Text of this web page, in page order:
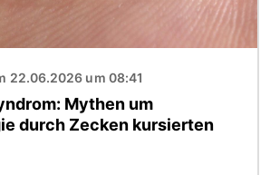
22.06.2026 um 08:41
Mythen um
durch Zecken kursierten